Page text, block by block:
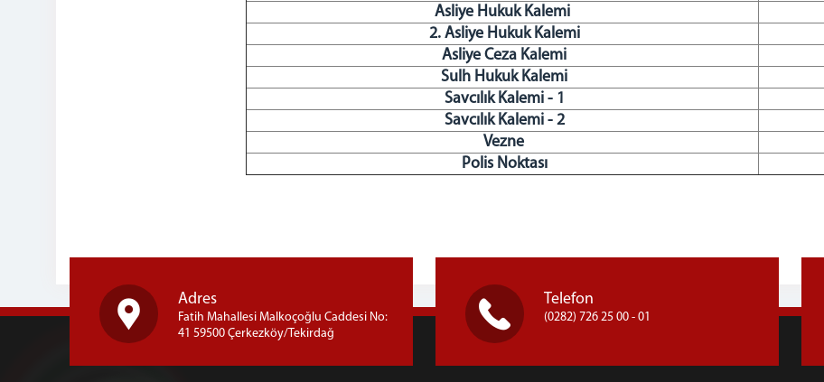
Asliye Hukuk Kalemi
2. Asliye Hukuk Kalemi
Asliye Ceza Kalemi
Sulh Hukuk Kalemi
Savcılık Kalemi - 1
Savcılık Kalemi - 2
Vezne
Polis Noktası
Adres
Fatih Mahallesi Malkoçoğlu Caddesi No:
41 59500 Çerkezköy/Tekirdağ
Telefon
(0282) 726 25 00 - 01